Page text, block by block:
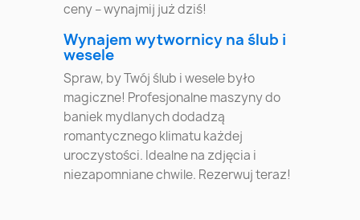
ceny – wynajmij już dziś!
Wynajem wytwornicy na ślub i
wesele
Spraw, by Twój ślub i wesele było
magiczne! Profesjonalne maszyny do
baniek mydlanych dodadzą
romantycznego klimatu każdej
uroczystości. Idealne na zdjęcia i
niezapomniane chwile. Rezerwuj teraz!